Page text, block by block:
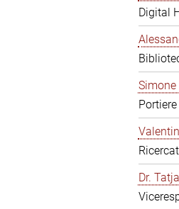
Digital
Simone
Portiere
Dr.